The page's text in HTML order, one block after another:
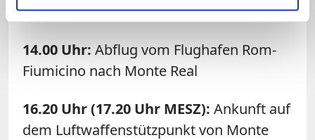
Freitag, 12. Mai 2017
14.00 Uhr: Abflug vom Flughafen Rom-
Fiumicino nach Monte Real
16.20 Uhr (17.20 Uhr MESZ): Ankunft auf
dem Luftwaffenstützpunkt von Monte